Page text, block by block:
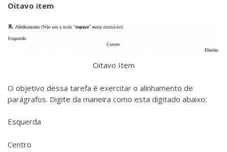
Oitavo item
Oitavo Item
O objetivo dessa tarefa é exercitar o alinhamento de
parágrafos. Digite da maneira como esta digitado abaixo:
Esquerda
Centro